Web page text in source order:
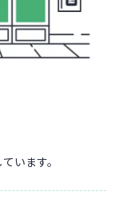
います。